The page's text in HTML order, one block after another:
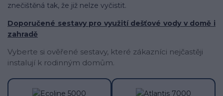
znečištěná tak, že již nelze vyčistit.
Doporučené sestavy pro využití dešťové vody v domě i
zahradě
Vyberte si ověřené sestavy, které zákazníci nejčastěji
instalují k rodinným domům.